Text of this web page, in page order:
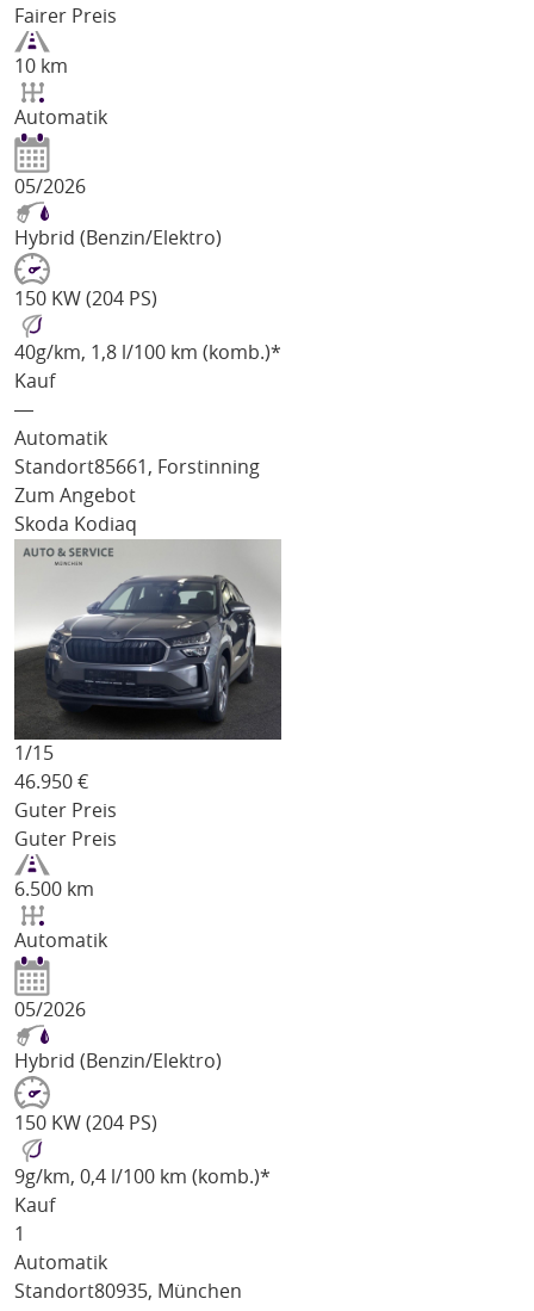
Fairer Preis
10 km
Automatik
05/2026
Hybrid (Benzin/Elektro)
150 KW (204 PS)
40g/km, 1,8 l/100 km (komb.)*
Kauf
―
Automatik
Standort85661, Forstinning
Zum Angebot
Skoda Kodiaq
1/15
46.950 €
Guter Preis
Guter Preis
6.500 km
Automatik
05/2026
Hybrid (Benzin/Elektro)
150 KW (204 PS)
9g/km, 0,4 l/100 km (komb.)*
Kauf
1
Automatik
Standort80935, München